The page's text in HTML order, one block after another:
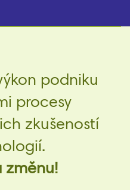
podniku
procesy
zkušeností
změnu!